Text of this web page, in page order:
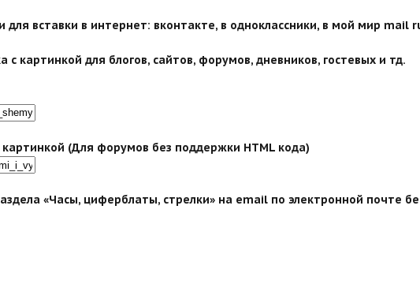
вставки в интернет: вконтакте, в одноклассники, в мой мир mail
с картинкой для блогов, сайтов, форумов, дневников, гостевых и тд.
картинкой (Для форумов без поддержки HTML кода)
«Часы, циферблаты, стрелки» на email по электронной почте